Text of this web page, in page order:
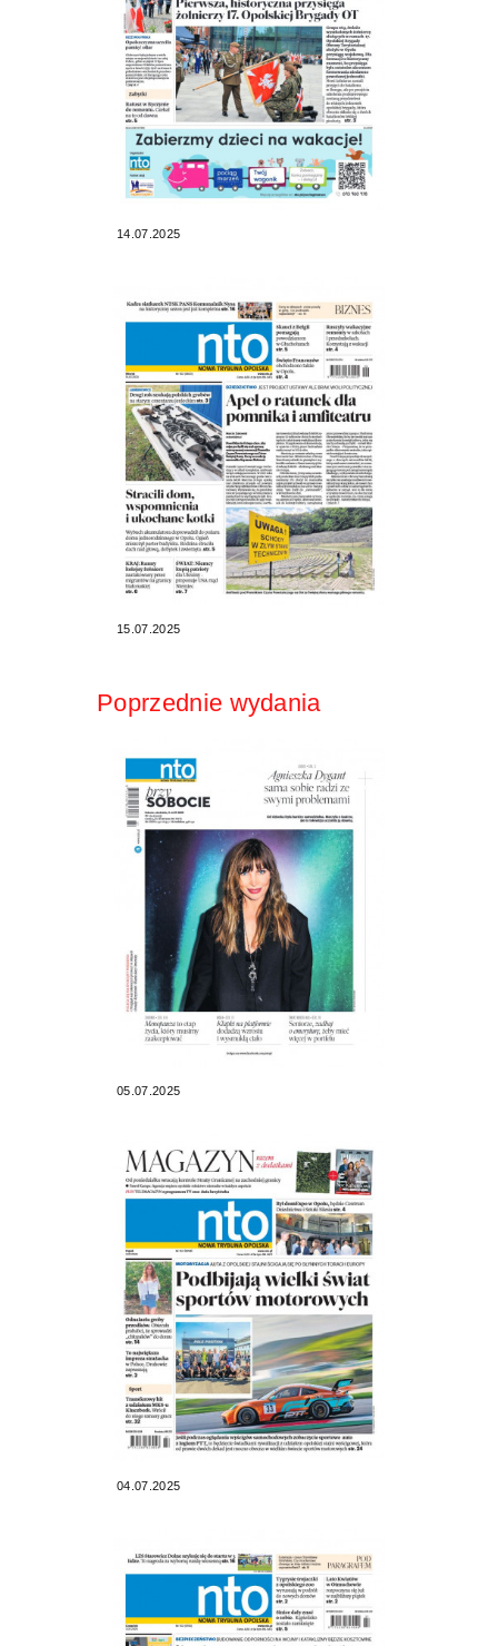
14.07.2025
15.07.2025
Poprzednie wydania
05.07.2025
04.07.2025